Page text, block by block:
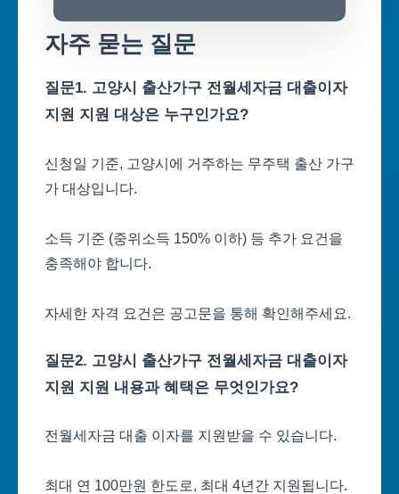
자주 묻는 질문
질문1. 고양시 출산가구 전월세자금 대출이자
지원 지원 대상은 누구인가요?
신청일 기준, 고양시에 거주하는 무주택 출산 가구
가 대상입니다.
소득 기준 (중위소득 150% 이하) 등 추가 요건을
충족해야 합니다.
자세한 자격 요건은 공고문을 통해 확인해주세요.
질문2. 고양시 출산가구 전월세자금 대출이자
지원 지원 내용과 혜택은 무엇인가요?
전월세자금 대출 이자를 지원받을 수 있습니다.
최대 연 100만원 한도로, 최대 4년간 지원됩니다.